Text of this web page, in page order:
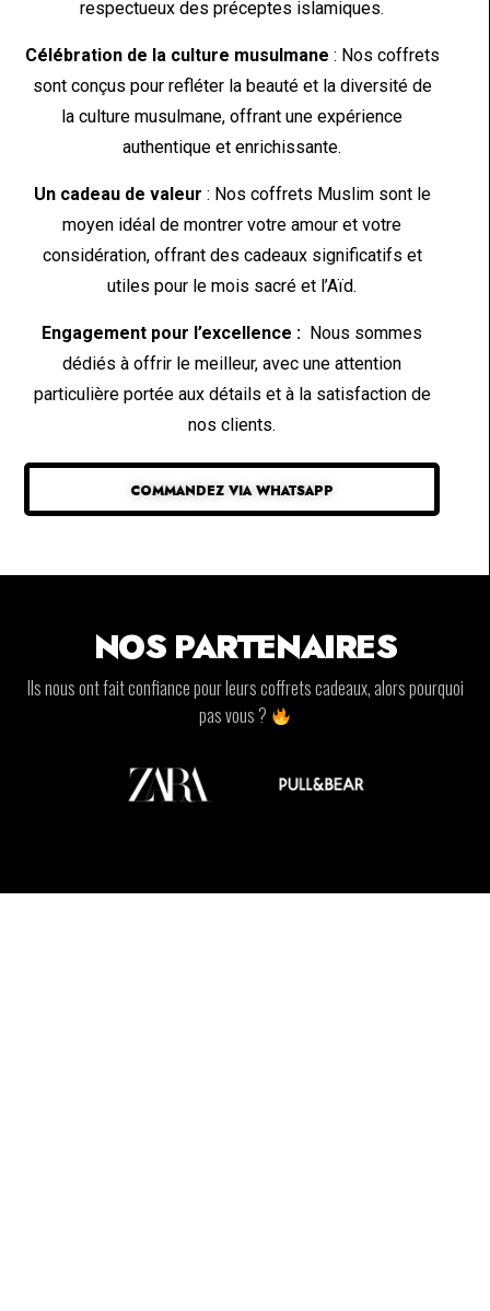
respectueux des préceptes islamiques.
Célébration de la culture musulmane : Nos coffrets
sont conçus pour refléter la beauté et la diversité de
la culture musulmane, offrant une expérience
authentique et enrichissante.
Un cadeau de valeur : Nos coffrets Muslim sont le
moyen idéal de montrer votre amour et votre
considération, offrant des cadeaux significatifs et
utiles pour le mois sacré et l’Aïd.
Engagement pour l’excellence : Nous sommes
dédiés à offrir le meilleur, avec une attention
particulière portée aux détails et à la satisfaction de
nos clients.
COMMANDEZ VIA WHATSAPP
NOS PARTENAIRES
Ils nous ont fait confiance pour leurs coffrets cadeaux, alors pourquoi
pas vous ?